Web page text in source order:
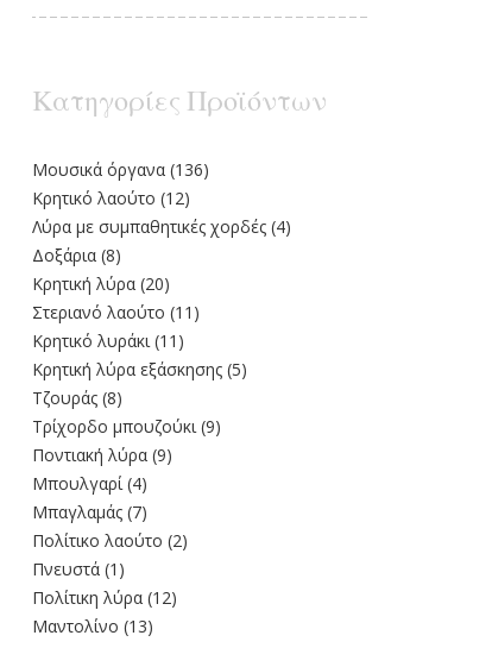
Κατηγορίες Προϊόντων
Moυσικά όργανα (136)
Κρητικό λαούτο (12)
Λύρα με συμπαθητικές χορδές (4)
Δοξάρια (8)
Κρητική λύρα (20)
Στεριανό λαούτο (11)
Kρητικό λυράκι (11)
Κρητική λύρα εξάσκησης (5)
Τζουράς (8)
Τρίχορδο μπουζούκι (9)
Ποντιακή λύρα (9)
Μπουλγαρί (4)
Μπαγλαμάς (7)
Πολίτικο λαούτο (2)
Πνευστά (1)
Πολίτικη λύρα (12)
Μαντολίνο (13)